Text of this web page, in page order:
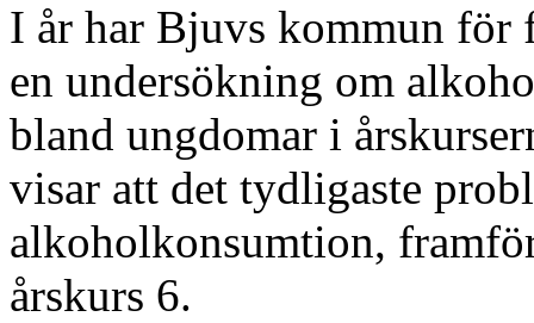
I år har Bjuvs kommun för
en undersökning om
bland ungdomar i
visar att det tydligaste
alkoholkonsumtion,
årskurs 6.